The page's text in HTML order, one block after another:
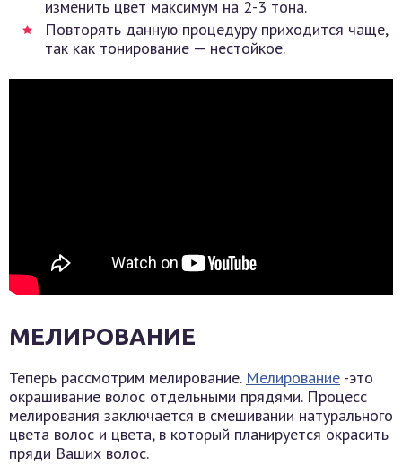
изменить цвет максимум на 2-3 тона.
Повторять данную процедуру приходится чаще,
так как тонирование — нестойкое.
МЕЛИРОВАНИЕ
Теперь рассмотрим мелирование. Мелирование -это
окрашивание волос отдельными прядями. Процесс
мелирования заключается в смешивании натурального
цвета волос и цвета, в который планируется окрасить
пряди Ваших волос.